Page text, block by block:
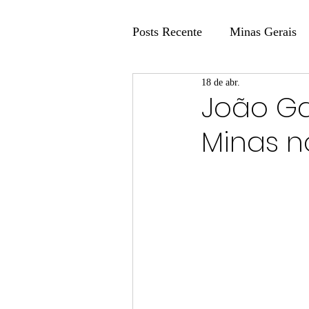
Posts Recente Minas Gerais
Coluna Fatos e Versões
Coluna: Agenda 21
João
Minas
18 de abr.